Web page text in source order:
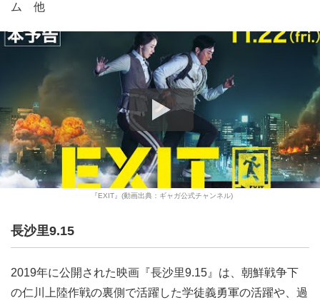
ム 他
『EXIT』(動画出典：ギャガ公式チャンネル)
長沙里9.15
2019年に公開された映画『長沙里9.15』は、朝鮮戦争下
の仁川上陸作戦の裏側で活躍した学徒義勇軍の活躍や、過